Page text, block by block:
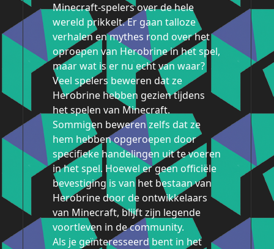
Minecraft-spelers over de hele
wereld prikkelt. Er gaan talloze
verhalen en mythes rond over het
oproepen van Herobrine in het spel,
maar wat is er nu echt van waar?
Veel spelers beweren dat ze
Herobrine hebben gezien tijdens
het spelen van Minecraft.
Sommigen beweren zelfs dat ze
hem hebben opgeroepen door
specifieke handelingen uit te voeren
in het spel. Hoewel er geen officiële
bevestiging is van het bestaan van
Herobrine door de ontwikkelaars
van Minecraft, blijft zijn legende
voortleven in de community.
Als je geïnteresseerd bent in het